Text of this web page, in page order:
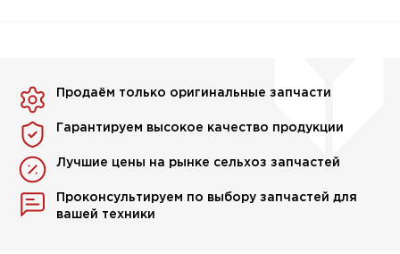
Продаём только оригинальные запчасти
Гарантируем высокое качество продукции
Лучшие цены на рынке сельхоз запчастей
Проконсультируем по выбору запчастей для
вашей техники